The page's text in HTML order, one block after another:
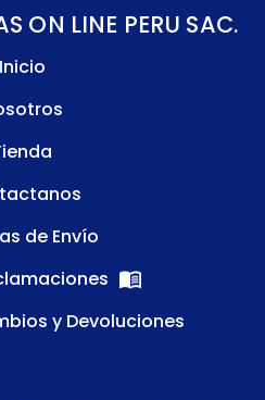
ON LINE PERU SAC.
Inicio
de Envío
y Devoluciones